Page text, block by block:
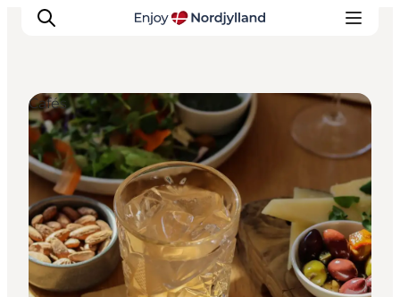
Erlebnisse
Reiseplanung
Destinationen
Guides
Veranstaltungen
Für Kinder
Cafés